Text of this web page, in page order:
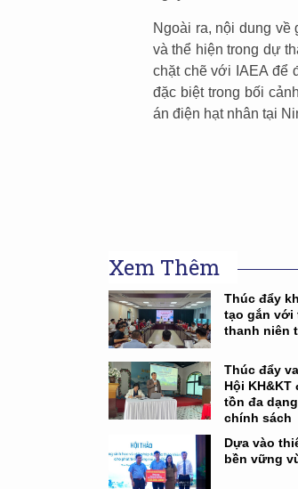
Ngoài ra, nội dung về
và thể hiện trong dự
chặt chẽ với IAEA để
đặc biệt trong bối
án điện hạt nhân tại
Xem Thêm
Thúc đẩy
tạo gắn với
thanh niên
Thúc đẩy
Hội
tồn đa
chính sách
Dựa vào
bền vững